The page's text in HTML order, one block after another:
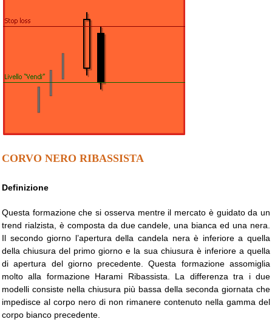
CORVO NERO RIBASSISTA
Definizione
Questa formazione che si osserva mentre il mercato è guidato da un
trend rialzista, è composta da due candele, una bianca ed una nera.
Il secondo giorno l’apertura della candela nera è inferiore a quella
della chiusura del primo giorno e la sua chiusura è inferiore a quella
di apertura del giorno precedente. Questa formazione assomiglia
molto alla formazione Harami Ribassista. La differenza tra i due
modelli consiste nella chiusura più bassa della seconda giornata che
impedisce al corpo nero di non rimanere contenuto nella gamma del
corpo bianco precedente.